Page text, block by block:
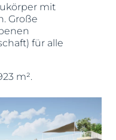
mit
Große
für alle
m².